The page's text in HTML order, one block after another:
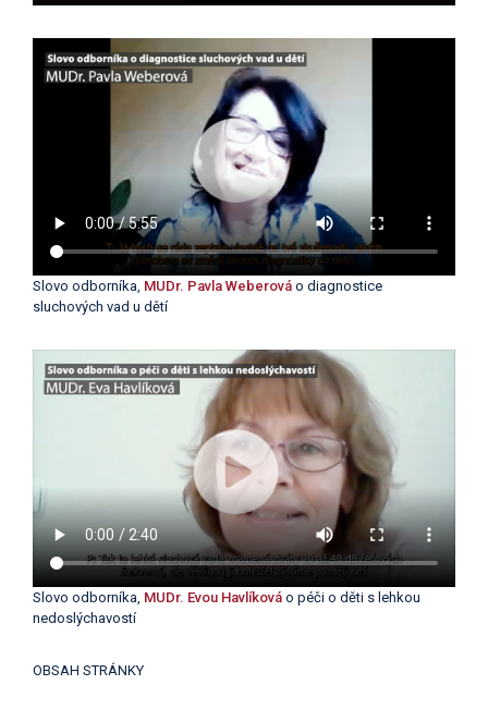
Slovo odborníka, MUDr. Pavla Weberová o diagnostice
sluchových vad u dětí
Slovo odborníka, MUDr. Evou Havlíková o péči o děti s lehkou
nedoslýchavostí
OBSAH STRÁNKY